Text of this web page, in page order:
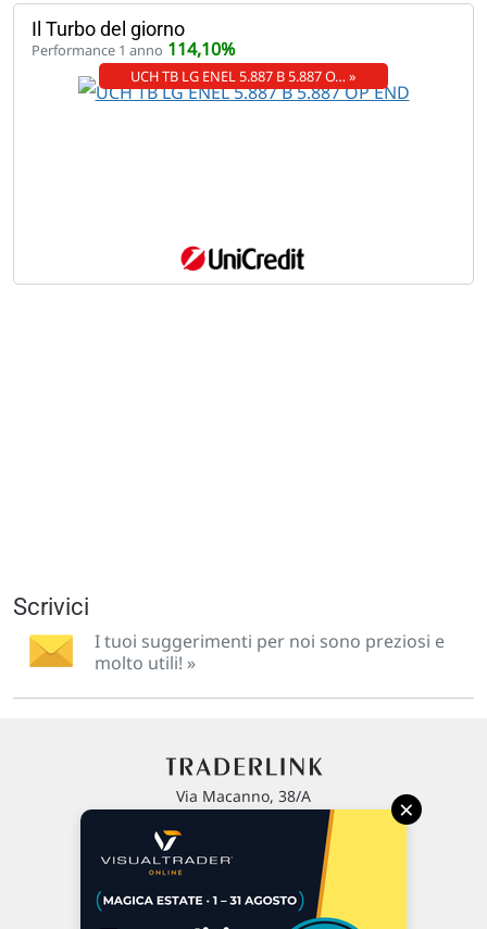
Il Turbo del giorno
Performance 1 anno 114,10%
UCH TB LG ENEL 5.887 B 5.887 O… »
Scrivici
I tuoi suggerimenti per noi sono preziosi e
molto utili! »
Via Macanno, 38/A
P.IVA 02 452 460 401
Chi siamo
×